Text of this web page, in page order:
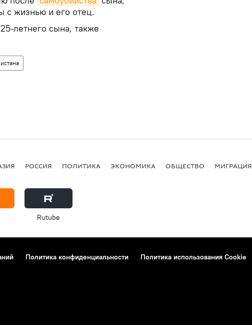
с жизнью и его отец.
летнего сына, также
РОССИЯ ПОЛИТИКА ЭКОНОМИКА ОБЩЕСТВО МИГРАЦИЯ
Rutube
Политика конфиденциальности
Политика использования Cookie